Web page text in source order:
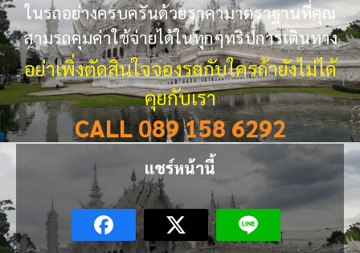
ในรถอย่างครบครันด้วยราคามาตราฐานที่คุณ
สามรถคุมค่าใช้จ่ายได้ในทุกๆทริปการเดินทาง
อย่าเพิ่งตัดสินใจจองรถกับใครถ้ายังไม่ได้
คุยกับเรา
CALL 089 158 6292
แชร์หน้านี้